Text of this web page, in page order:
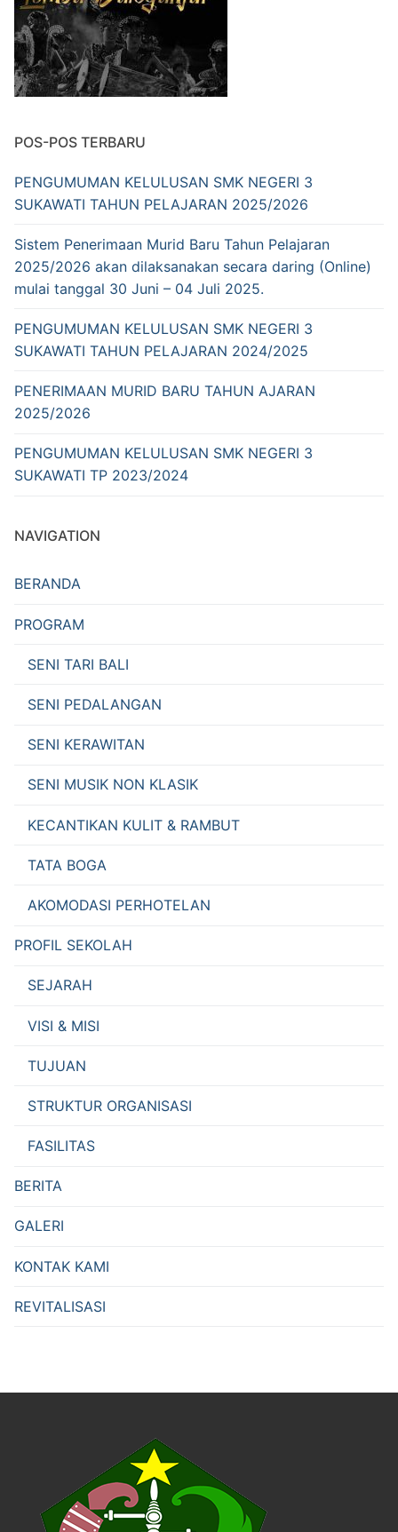
POS-POS TERBARU
PENGUMUMAN KELULUSAN SMK NEGERI 3
SUKAWATI TAHUN PELAJARAN 2025/2026
Sistem Penerimaan Murid Baru Tahun Pelajaran
2025/2026 akan dilaksanakan secara daring (Online)
mulai tanggal 30 Juni – 04 Juli 2025.
PENGUMUMAN KELULUSAN SMK NEGERI 3
SUKAWATI TAHUN PELAJARAN 2024/2025
PENERIMAAN MURID BARU TAHUN AJARAN
2025/2026
PENGUMUMAN KELULUSAN SMK NEGERI 3
SUKAWATI TP 2023/2024
NAVIGATION
BERANDA
PROGRAM
SENI TARI BALI
SENI PEDALANGAN
SENI KERAWITAN
SENI MUSIK NON KLASIK
KECANTIKAN KULIT & RAMBUT
TATA BOGA
AKOMODASI PERHOTELAN
PROFIL SEKOLAH
SEJARAH
VISI & MISI
TUJUAN
STRUKTUR ORGANISASI
FASILITAS
BERITA
GALERI
KONTAK KAMI
REVITALISASI